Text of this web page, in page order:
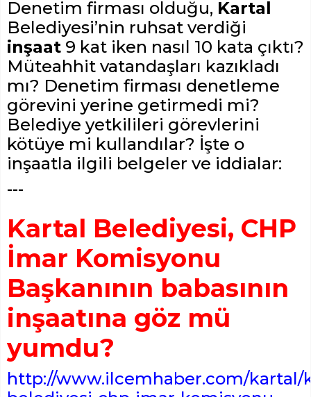
Denetim firması olduğu, Kartal
Belediyesi’nin ruhsat verdiği
inşaat 9 kat iken nasıl 10 kata çıktı?
Müteahhit vatandaşları kazıkladı
mı? Denetim firması denetleme
görevini yerine getirmedi mi?
Belediye yetkilileri görevlerini
kötüye mi kullandılar? İşte o
inşaatla ilgili belgeler ve iddialar:
---
Kartal Belediyesi, CHP
İmar Komisyonu
Başkanının babasının
inşaatına göz mü
yumdu?
http://www.ilcemhaber.com/kartal/